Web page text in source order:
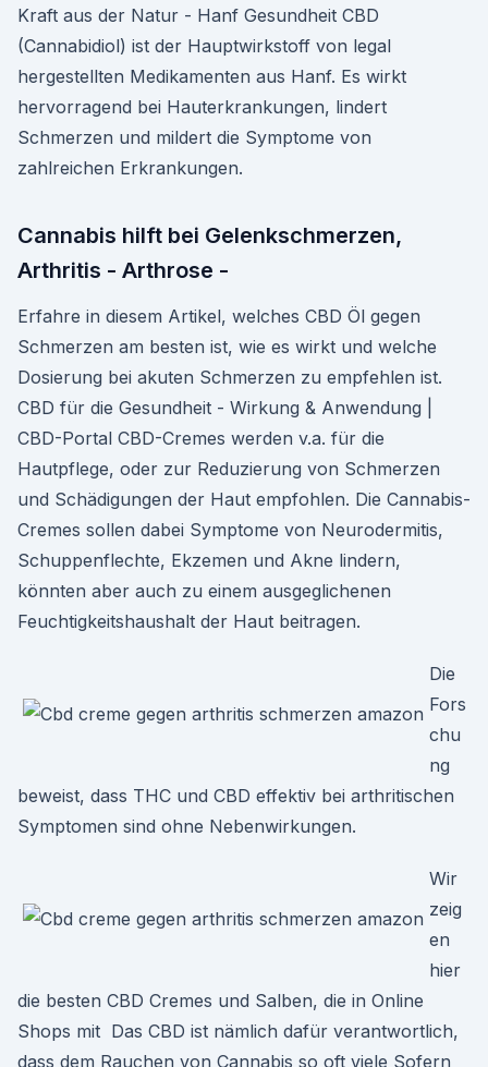
Kraft aus der Natur - Hanf Gesundheit CBD
(Cannabidiol) ist der Hauptwirkstoff von legal
hergestellten Medikamenten aus Hanf. Es wirkt
hervorragend bei Hauterkrankungen, lindert
Schmerzen und mildert die Symptome von
zahlreichen Erkrankungen.
Cannabis hilft bei Gelenkschmerzen,
Arthritis - Arthrose -
Erfahre in diesem Artikel, welches CBD Öl gegen
Schmerzen am besten ist, wie es wirkt und welche
Dosierung bei akuten Schmerzen zu empfehlen ist.
CBD für die Gesundheit - Wirkung & Anwendung |
CBD-Portal CBD-Cremes werden v.a. für die
Hautpflege, oder zur Reduzierung von Schmerzen
und Schädigungen der Haut empfohlen. Die Cannabis-
Cremes sollen dabei Symptome von Neurodermitis,
Schuppenflechte, Ekzemen und Akne lindern,
könnten aber auch zu einem ausgeglichenen
Feuchtigkeitshaushalt der Haut beitragen.
Die
Fors
chu
ng
beweist, dass THC und CBD effektiv bei arthritischen
Symptomen sind ohne Nebenwirkungen.
Wir
zeig
en
hier
die besten CBD Cremes und Salben, die in Online
Shops mit Das CBD ist nämlich dafür verantwortlich,
dass dem Rauchen von Cannabis so oft viele Sofern